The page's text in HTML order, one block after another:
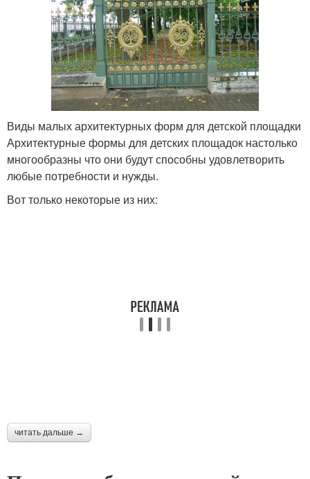
Виды малых архитектурных форм для детской площадки
Архитектурные формы для детских площадок настолько
многообразны что они будут способны удовлетворить
любые потребности и нужды.
Вот только некоторые из них:
читать дальше →